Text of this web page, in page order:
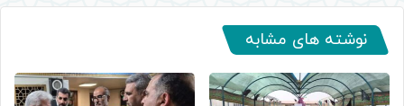
نوشته های مشابه